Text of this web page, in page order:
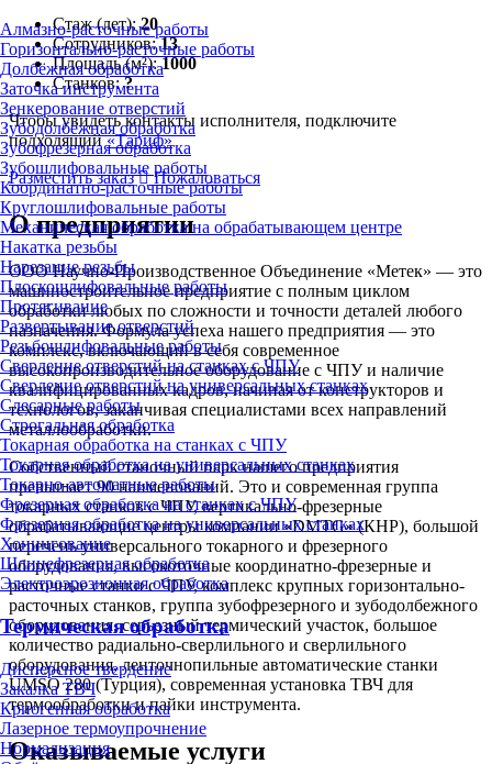
Алмазно-расточные работы
Горизонтально-расточные работы
Долбёжная обработка
Заточка инструмента
Зенкерование отверстий
Зубодолбёжная обработка
Зубофрезерная обработка
Зубошлифовальные работы
Координатно-расточные работы
Круглошлифовальные работы
Механическая обработка на обрабатывающем центре
Накатка резьбы
Нарезание резьбы
Плоскошлифовальные работы
Протягивание
Развертывание отверстий
Резьбошлифовальные работы
Сверление отверстий на станках с ЧПУ
Сверление отверстий на универсальных станках
Слесарные работы
Строгальная обработка
Токарная обработка на станках с ЧПУ
Токарная обработка на универсальных станках
Токарно-автоматные работы
Фрезерная обработка на станках с ЧПУ
Фрезерная обработка на универсальных станках
Хонингование
Шлицефрезерная обработка
Электроэрозионная обработка
Термическая обработка
Дисперсное твердение
Закалка ТВЧ
Криогенная обработка
Лазерное термоупрочнение
Нормализация
Стаж (лет):20
Сотрудников:13
Площадь (м²):1000
Станков:?
Чтобы увидеть контакты исполнителя, подключите
подходящий«Тариф»
Разместить заказ
Пожаловаться
О предприятии
ООО Научно-Производственное Объединение «Метек» — это
машиностроительное предприятие с полным циклом
обработки любых по сложности и точности деталей любого
назначения. Формула успеха нашего предприятия — это
комплекс, включающий в себя современное
высокопроизводительное оборудование с ЧПУ и наличие
квалифицированных кадров, начиная от конструкторов и
технологов, заканчивая специалистами всех направлений
металлообработки.
Собственный станочный парк нашего предприятия
превышает 90 наименований. Это и современная группа
токарных станков с ЧПУ, вертикально-фрезерные
обрабатывающие центры компании «DMTG» (КНР), большой
перечень универсального токарного и фрезерного
оборудования, высокоточные координатно-фрезерные и
расточные станки с ЧПУ, комплекс крупных горизонтально-
расточных станков, группа зубофрезерного и зубодолбежного
оборудования, серьезный термический участок, большое
количество радиально-сверлильного и сверлильного
оборудования, ленточнопильные автоматические станки
UMSO 280 (Турция), современная установка ТВЧ для
термообработки и пайки инструмента.
Оказываемые услуги